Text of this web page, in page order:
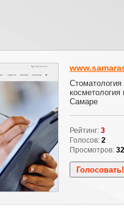
косметология
Самаре
Рейтинг: 3
Голосов: 2
Просмотров: